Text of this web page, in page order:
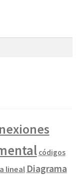
códigos
lineal Diagrama